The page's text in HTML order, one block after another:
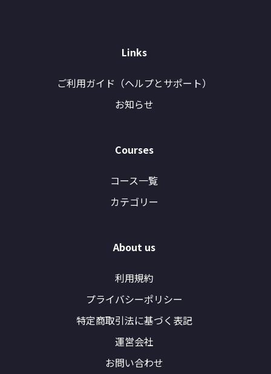
Links
ご利用ガイド（ヘルプとサポート）
お知らせ
Courses
コース一覧
カテゴリー
About us
利用規約
プライバシーポリシー
特定商取引法に基づく表記
運営会社
お問い合わせ